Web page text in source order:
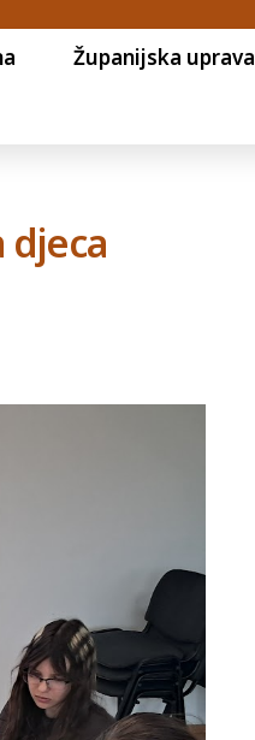
Županijska uprava
djeca